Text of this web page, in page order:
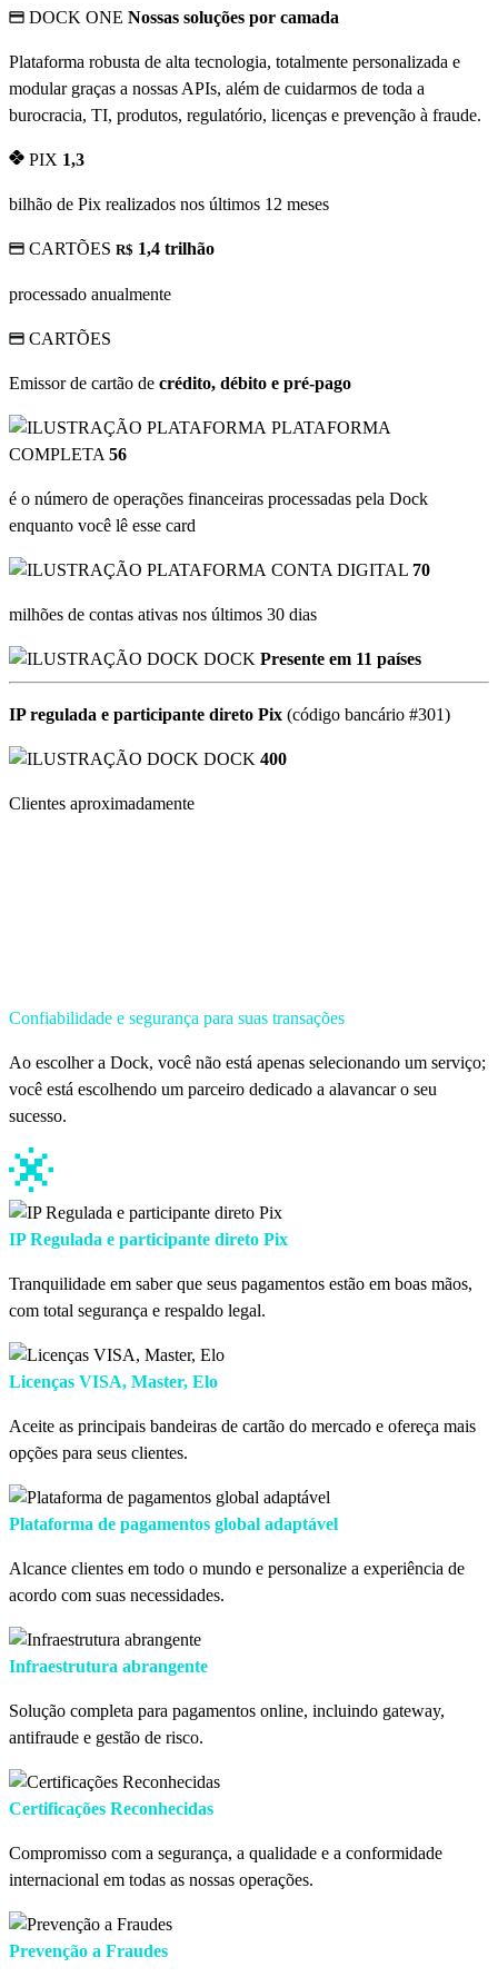
DOCK ONE Nossas soluções por camada
Plataforma robusta de alta tecnologia, totalmente personalizada e
modular graças a nossas APIs, além de cuidarmos de toda a
burocracia, TI, produtos, regulatório, licenças e prevenção à fraude.
PIX 1,3
bilhão de Pix realizados nos últimos 12 meses
CARTÕES R$ 1,4 trilhão
processado anualmente
CARTÕES
Emissor de cartão de crédito, débito e pré-pago
PLATAFORMA
COMPLETA 56
é o número de operações financeiras processadas pela Dock
enquanto você lê esse card
CONTA DIGITAL 70
milhões de contas ativas nos últimos 30 dias
DOCK Presente em 11 países
IP regulada e participante direto Pix (código bancário #301)
DOCK 400
Clientes aproximadamente
Confiabilidade e segurança para suas transações
Ao escolher a Dock, você não está apenas selecionando um serviço;
você está escolhendo um parceiro dedicado a alavancar o seu
sucesso.
IP Regulada e participante direto Pix
Tranquilidade em saber que seus pagamentos estão em boas mãos,
com total segurança e respaldo legal.
Licenças VISA, Master, Elo
Aceite as principais bandeiras de cartão do mercado e ofereça mais
opções para seus clientes.
Plataforma de pagamentos global adaptável
Alcance clientes em todo o mundo e personalize a experiência de
acordo com suas necessidades.
Infraestrutura abrangente
Solução completa para pagamentos online, incluindo gateway,
antifraude e gestão de risco.
Certificações Reconhecidas
Compromisso com a segurança, a qualidade e a conformidade
internacional em todas as nossas operações.
Prevenção a Fraudes